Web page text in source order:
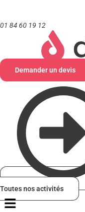
contenu
01 84 60 19 12
Demander un devis
Toutes nos activités